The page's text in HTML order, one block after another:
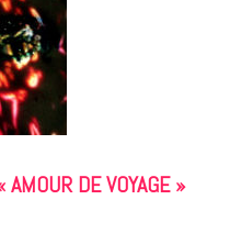
DE VOYAGE »